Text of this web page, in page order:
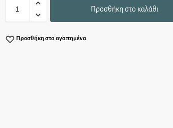
Προσθήκη στο καλάθι
Προσθήκη στα αγαπημένα